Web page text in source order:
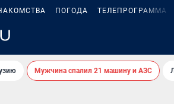
ПОГОДА ТЕЛЕПРОГРАММА
Мужчина спалил 21 машину и АЗС